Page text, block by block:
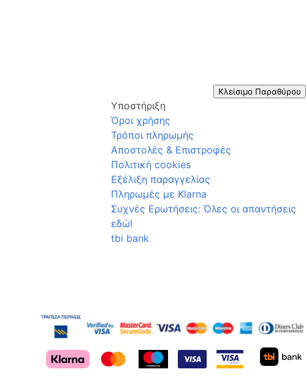
Κλείσιμο Παραθύρου
Υποστήριξη
Όροι χρήσης
Τρόποι πληρωμής
Αποστολές & Επιστροφές
Πολιτική cookies
Εξέλιξη παραγγελίας
Πληρωμές με Klarna
Συχνές Ερωτήσεις: Όλες οι απαντήσεις
εδώ!
tbi bank